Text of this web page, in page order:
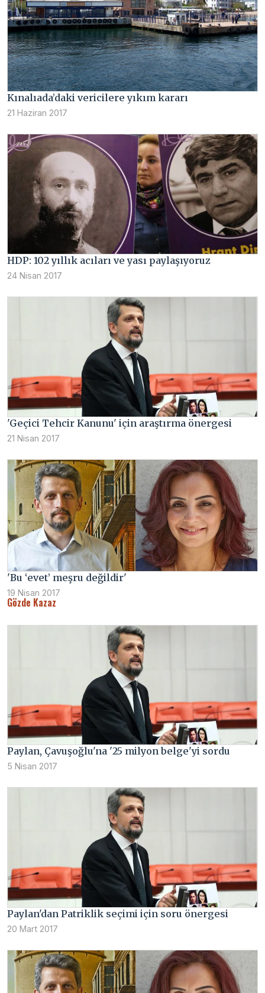
Kınalıada’daki vericilere yıkım kararı
21 Haziran 2017
HDP: 102 yıllık acıları ve yası paylaşıyoruz
24 Nisan 2017
'Geçici Tehcir Kanunu' için araştırma önergesi
21 Nisan 2017
'Bu ‘evet’ meşru değildir'
19 Nisan 2017
Gözde Kazaz
Paylan, Çavuşoğlu'na '25 milyon belge'yi sordu
5 Nisan 2017
Paylan'dan Patriklik seçimi için soru önergesi
20 Mart 2017